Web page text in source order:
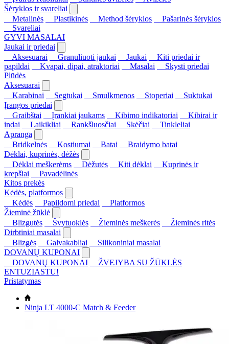
Šėryklos ir svareliai
Metalinės
Plastikinės Method šėryklos
Pašarinės šėryklos
Svareliai
GYVI MASALAI
Jaukai ir priedai
Aksesuarai
Granuliuoti jaukai Jaukai
Kiti priedai ir
papildai
Kvapai, dipai, atraktoriai Masalai
Skysti priedai
Plūdės
Aksesuarai
Karabinai
Segtukai Smulkmenos Stoperiai
Suktukai
Įrangos priedai
Graibštai
Įrankiai jaukams Kibimo indikatoriai
Kibirai ir
indai
Laikikliai Rankšluosčiai Skėčiai
Tinkleliai
Apranga
Bridkelnės
Kostiumai Batai
Braidymo batai
Dėklai, kuprinės, dėžės
Dėklai meškerėms
Dėžutės Kiti dėklai
Kuprinės ir
krepšiai
Pavadėlinės
Kitos prekės
Kėdės, platformos
Kėdės
Papildomi priedai
Platformos
Žieminė žūklė
Blizgutės
Švytuoklės Žieminės meškerės
Žieminės ritės
Dirbtiniai masalai
Blizgės
Galvakabliai
Silikoniniai masalai
DOVANŲ KUPONAI
DOVANŲ KUPONAI
ŽVEJYBA SU ŽŪKLĖS
ENTUZIASTU!
Pristatymas
Ninja LT 4000-C Match & Feeder